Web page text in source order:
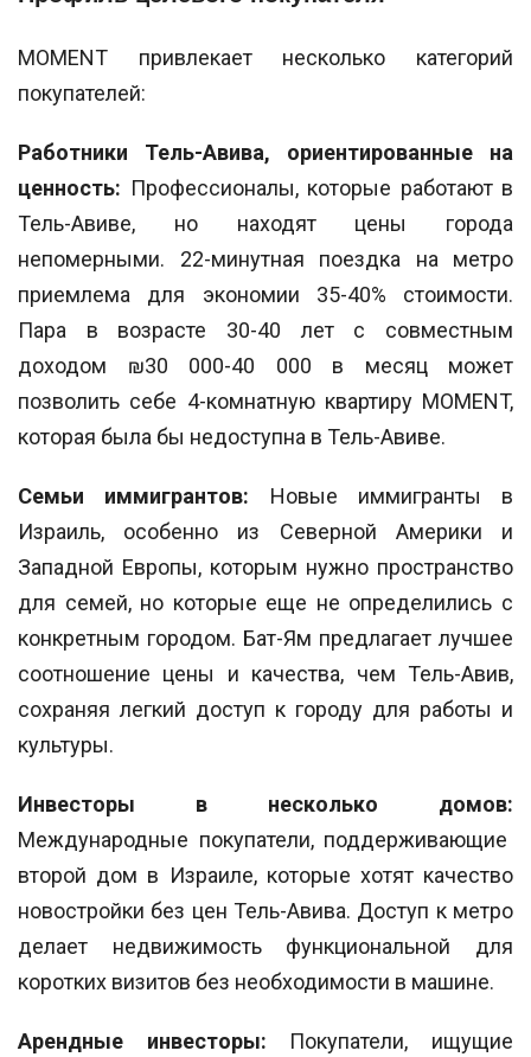
MOMENT привлекает несколько категорий
покупателей:
Работники Тель-Авива, ориентированные на
ценность: Профессионалы, которые работают в
Тель-Авиве, но находят цены города
непомерными. 22-минутная поездка на метро
приемлема для экономии 35-40% стоимости.
Пара в возрасте 30-40 лет с совместным
доходом ₪30 000-40 000 в месяц может
позволить себе 4-комнатную квартиру MOMENT,
которая была бы недоступна в Тель-Авиве.
Семьи иммигрантов: Новые иммигранты в
Израиль, особенно из Северной Америки и
Западной Европы, которым нужно пространство
для семей, но которые еще не определились с
конкретным городом. Бат-Ям предлагает лучшее
соотношение цены и качества, чем Тель-Авив,
сохраняя легкий доступ к городу для работы и
культуры.
Инвесторы в несколько домов:
Международные покупатели, поддерживающие
второй дом в Израиле, которые хотят качество
новостройки без цен Тель-Авива. Доступ к метро
делает недвижимость функциональной для
коротких визитов без необходимости в машине.
Арендные инвесторы: Покупатели, ищущие